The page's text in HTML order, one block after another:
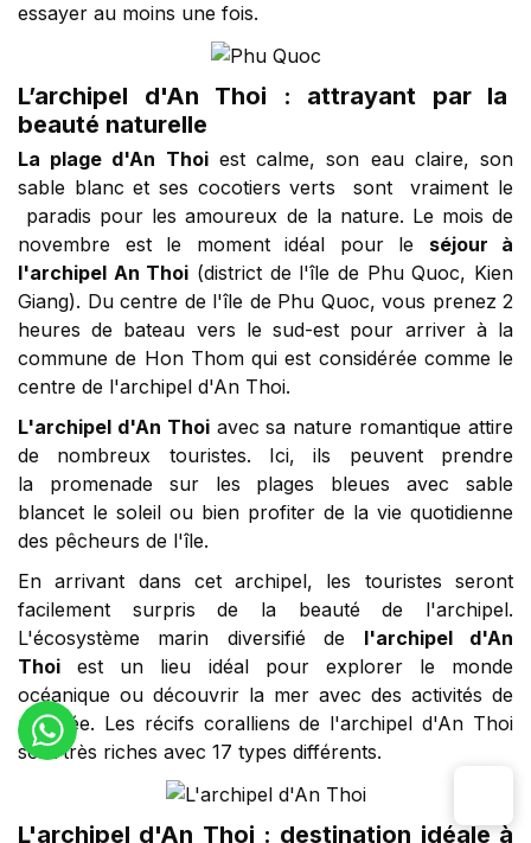
essayer au moins une fois.
L’archipel d'An Thoi : attrayant par la
beauté naturelle
La plage d'An Thoiest calme, son eau claire, son
sable blanc et ses cocotiers verts sont vraiment le
paradis pour les amoureux de la nature. Le mois de
novembre est le moment idéal pour le séjour à
l'archipel An Thoi (district de l'île de Phu Quoc, Kien
Giang). Du centre de l'île de Phu Quoc, vous prenez 2
heures de bateau vers le sud-est pour arriver à la
commune de Hon Thom qui est considérée comme le
centre de l'archipel d'An Thoi.
L'archipel d'An Thoiavec sa nature romantique attire
de nombreux touristes. Ici, ils peuvent prendre
la promenade sur les plages bleues avec sable
blancet le soleil ou bien profiter de la vie quotidienne
des pêcheurs de l'île.
En arrivant dans cet archipel, les touristes seront
facilement surpris de la beauté de l'archipel.
L'écosystème marin diversifié de l'archipel d'An
Thoi est un lieu idéal pour explorer le monde
océanique ou découvrir la mer avec des activités de
plongée. Les récifs coralliens de l'archipel d'An Thoi
sont très riches avec 17 types différents.
L'archipel d'An Thoi : destination idéale à